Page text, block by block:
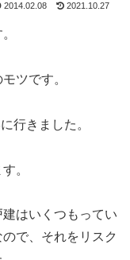
2014.02.08 2021.10.27
ツです。
行きました。
。
はいくつもってい
で、それをリスク